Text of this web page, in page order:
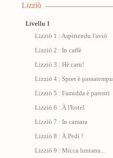
Lizziò
Livellu 1
Lizziò 1 : Aspittendu l'aviò
Lizziò 2 : In caffè
Lizziò 3 : Hè caru!
Lizziò 4 : Sport è passatempu
Lizziò 5 : Famidda è parenti
Lizziò 6 : À l'hotel
Lizziò 7 : In camara
Lizziò 8 : À Pedi !
Lizziò 9 : Micca luntanu...